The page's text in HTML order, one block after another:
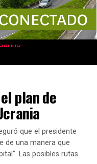
plan de
que el presidente
de una manera que
Las posibles rutas